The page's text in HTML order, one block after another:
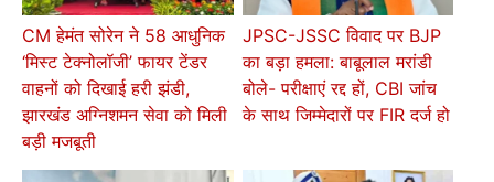
CM हेमंत सोरेन ने 58 आधुनिक
‘मिस्ट टेक्नोलॉजी’ फायर टेंडर
वाहनों को दिखाई हरी झंडी,
झारखंड अग्निशमन सेवा को मिली
बड़ी मजबूती
JPSC-JSSC विवाद पर BJP
का बड़ा हमला: बाबूलाल मरांडी
बोले- परीक्षाएं रद्द हों, CBI जांच
के साथ जिम्मेदारों पर FIR दर्ज हो